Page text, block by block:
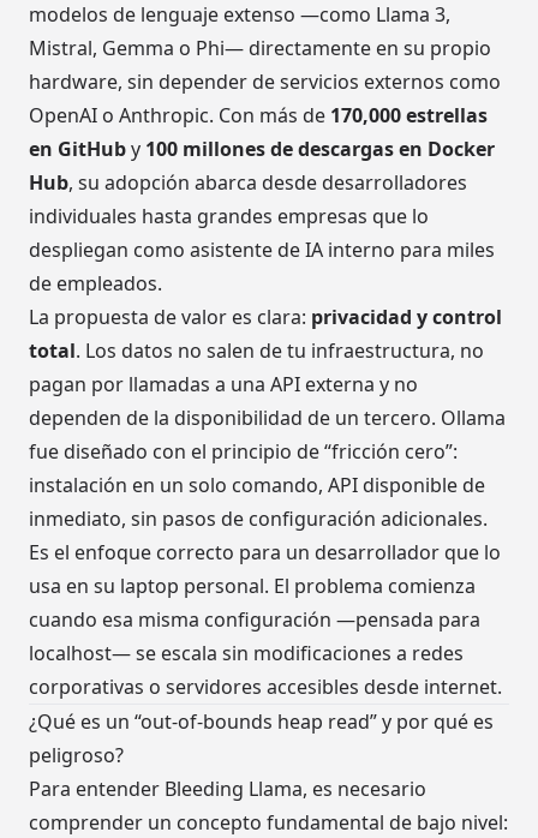
modelos de lenguaje extenso —como Llama 3,
Mistral, Gemma o Phi— directamente en su propio
hardware, sin depender de servicios externos como
OpenAI o Anthropic. Con más de 170,000 estrellas
en GitHuby 100 millones de descargas en Docker
Hub, su adopción abarca desde desarrolladores
individuales hasta grandes empresas que lo
despliegan como asistente de IA interno para miles
de empleados.
La propuesta de valor es clara: privacidad y control
total. Los datos no salen de tu infraestructura, no
pagan por llamadas a una API externa y no
dependen de la disponibilidad de un tercero. Ollama
fue diseñado con el principio de “fricción cero”:
instalación en un solo comando, API disponible de
inmediato, sin pasos de configuración adicionales.
Es el enfoque correcto para un desarrollador que lo
usa en su laptop personal. El problema comienza
cuando esa misma configuración —pensada para
localhost— se escala sin modificaciones a redes
corporativas o servidores accesibles desde internet.
¿Qué es un “out-of-bounds heap read” y por qué es
peligroso?
Para entender Bleeding Llama, es necesario
comprender un concepto fundamental de bajo nivel: